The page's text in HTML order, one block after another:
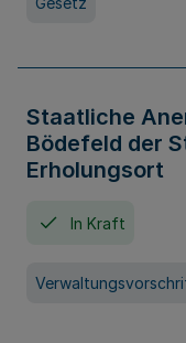
Staatliche
Bödefeld der
Erholungsort
In Kraft